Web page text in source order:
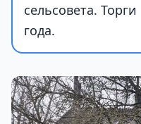
сельсовета.
года.